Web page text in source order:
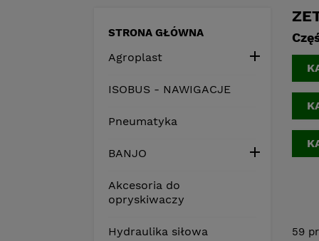
STRONA GŁÓWNA
Agroplast 
ISOBUS - NAWIGACJE
Pneumatyka
BANJO 
Akcesoria do
opryskiwaczy
Hydraulika siłowa 59